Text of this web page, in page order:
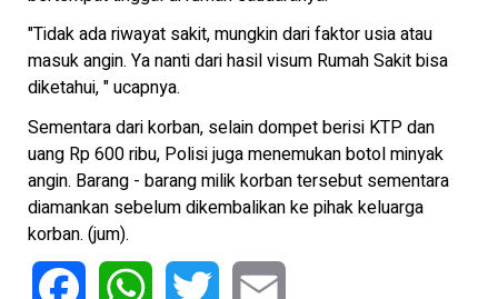
"Tidak ada riwayat sakit, mungkin dari faktor usia atau
masuk angin. Ya nanti dari hasil visum Rumah Sakit bisa
diketahui, " ucapnya.
Sementara dari korban, selain dompet berisi KTP dan
uang Rp 600 ribu, Polisi juga menemukan botol minyak
angin. Barang - barang milik korban tersebut sementara
diamankan sebelum dikembalikan ke pihak keluarga
korban. (jum).